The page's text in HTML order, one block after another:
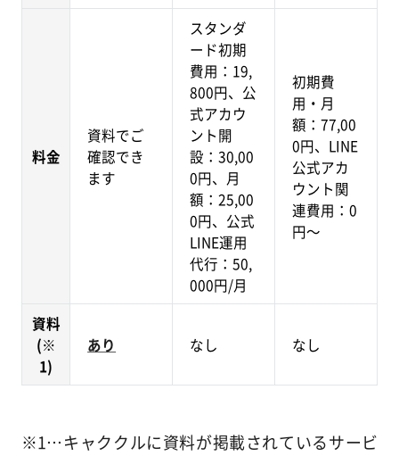
料金
資料でご
確認でき
ます
スタンダ
ード初期
費用：19,
800円、公
式アカウ
ント開
設：30,00
0円、月
額：25,00
0円、公式
LINE運用
代行：50,
000円/月
初期費
用・月
額：77,00
0円、LINE
公式アカ
ウント関
連費用：0
円～
資料
(※
1)
あり なし なし
※1…キャククルに資料が掲載されているサービ